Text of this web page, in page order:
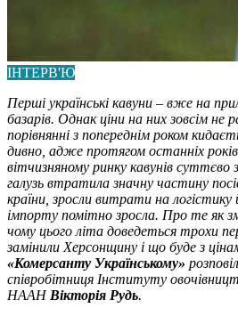
ІНТЕРВ'Ю
Перші українські кавуни – вже на
базарів. Однак ціни на них зовсім
порівнянні з попереднім роком
дивно, адже протягом останніх
вітчизняному ринку кавунів суттєво
галузь втратила значну частину
країни, зросли витрати на
імпорту помітно зросла. Про те як
чому цього літа доведеться трохи
замінили Херсонщину і що буде з
«Комерсанту Українському»
співробітниця Інституту
НААН Вікторія Рудь.